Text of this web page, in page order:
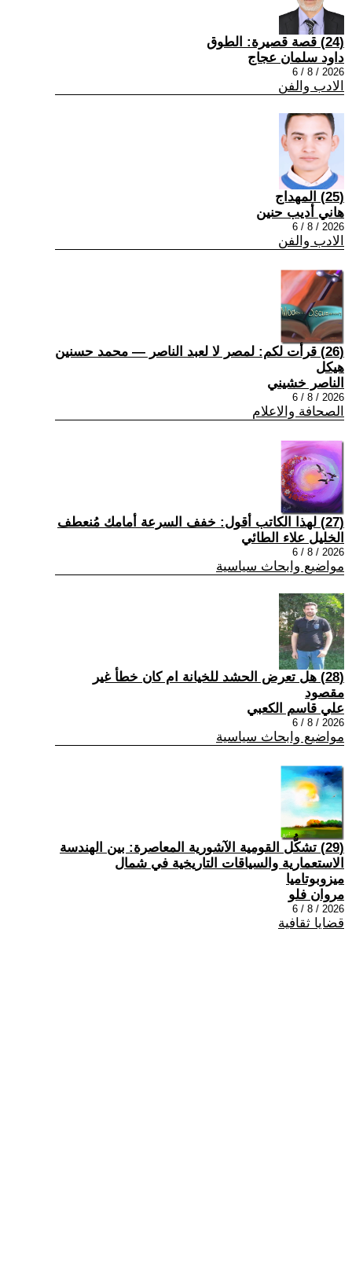
(24) قصة قصيرة: الطوق
داود سلمان عجاج
2026 / 8 / 6
الادب والفن
(25) المهداج
هاني أديب حنين
2026 / 8 / 6
الادب والفن
(26) قرأت لكم: لمصر لا لعبد الناصر — محمد حسنين
هيكل
الناصر خشيني
2026 / 8 / 6
الصحافة والاعلام
(27) لهذا الكاتب أقول: خفف السرعة أمامك مُنعطف
الخليل علاء الطائي
2026 / 8 / 6
مواضيع وابحاث سياسية
(28) هل تعرض الحشد للخيانة ام كان خطأ غير
مقصود
علي قاسم الكعبي
2026 / 8 / 6
مواضيع وابحاث سياسية
(29) تشكُّل القومية الآشورية المعاصرة: بين الهندسة
الاستعمارية والسياقات التاريخية في شمال
ميزوبوتاميا
مروان فلو
2026 / 8 / 6
قضايا ثقافية